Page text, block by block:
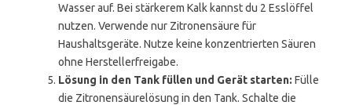
Wasser auf. Bei stärkerem Kalk kannst du 2 Esslöffel
nutzen. Verwende nur Zitronensäure für
Haushaltsgeräte. Nutze keine konzentrierten Säuren
ohne Herstellerfreigabe.
Lösung in den Tank füllen und Gerät starten: Fülle
die Zitronensäurelösung in den Tank. Schalte die